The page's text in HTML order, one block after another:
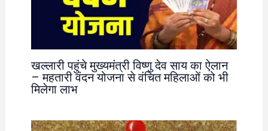
खल्लारी पहुंचे मुख्यमंत्री विष्णु देव साय का ऐलान
– महतारी वंदन योजना से वंचित महिलाओं को भी
मिलेगा लाभ